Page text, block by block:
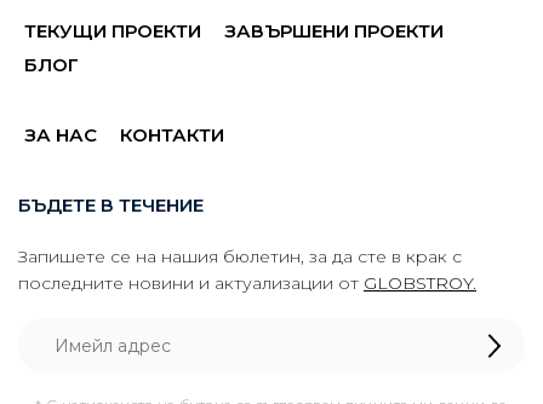
ТЕКУЩИ ПРОЕКТИ
ЗАВЪРШЕНИ ПРОЕКТИ
БЛОГ
ЗА НАС КОНТАКТИ
БЪДЕТЕ В ТЕЧЕНИЕ
Запишете се на нашия бюлетин, за да сте в крак с
последните новини и актуализации от GLOBSTROY.